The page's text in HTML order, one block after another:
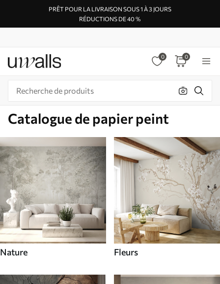
PRÊT POUR LA LIVRAISON SOUS 1 À 3 JOURS
RÉDUCTIONS DE 40 %
0 0
Catalogue de papier peint
Nature Fleurs